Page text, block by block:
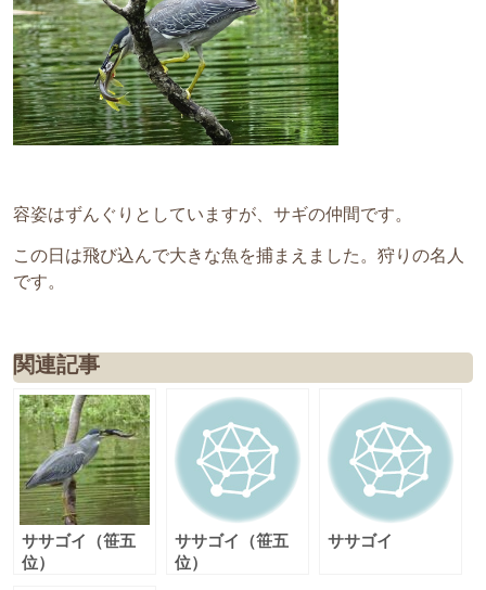
容姿はずんぐりとしていますが、サギの仲間です。
この日は飛び込んで大きな魚を捕まえました。狩りの名人
です。
関連記事
ササゴイ（笹五
位）
ササゴイ（笹五
位）
ササゴイ